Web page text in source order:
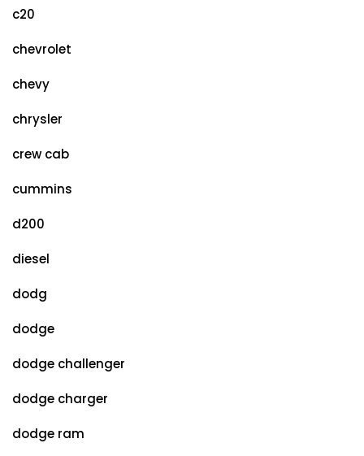
c20
chevrolet
chevy
chrysler
crew cab
cummins
d200
diesel
dodg
dodge
dodge challenger
dodge charger
dodge ram